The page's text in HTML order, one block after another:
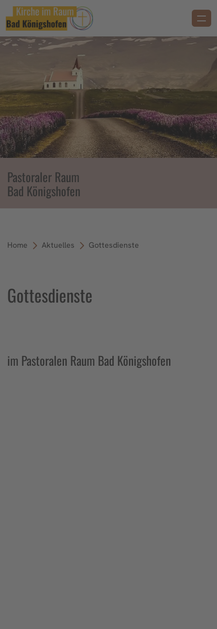
Pastoraler Raum
Bad Königshofen
Home Aktuelles Gottesdienste
Gottesdienste
im Pastoralen Raum Bad Königshofen